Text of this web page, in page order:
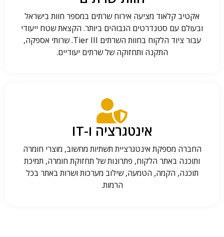
אקטיב קלאוד מציעה אירוח שרתים במספר חוות בישראל
ובעולם עם סטנדרטים הגבוהים ביותר. הקצאת שטח ייעודי
עבור ציוד הלקוח בחוות השרתים Tier III. שרותי אספקה,
התקנה ותחזוקה של שרתים יעודיים.
אינטגרציה ו-IT
החברה מספקת אינטגרציית תשתיות מחשוב, מוצרי חומרה
ותוכנה באתר הלקוח, פתרונות של תחזוקת חומרה, תמיכת
תוכנה, הקמה, הטמעה, שילוב מערכות ושרות באתר בכל
הרמות.